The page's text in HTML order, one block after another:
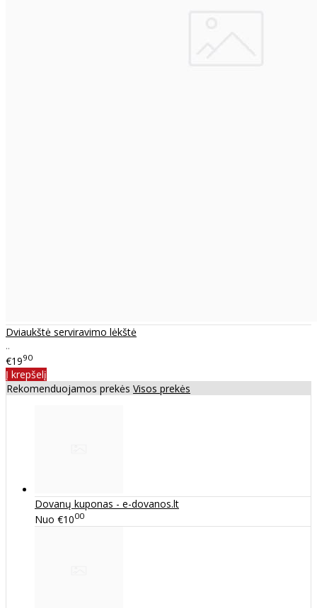
Dviaukštė serviravimo lėkštė
..
€1990
Į krepšelį
Rekomenduojamos prekės Visos prekės
Dovanų kuponas - e-dovanos.lt
Nuo €1000